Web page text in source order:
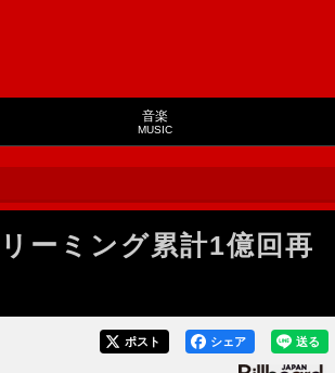
音楽
MUSIC
ーミング累計1億回再
送る
シェア
ポスト